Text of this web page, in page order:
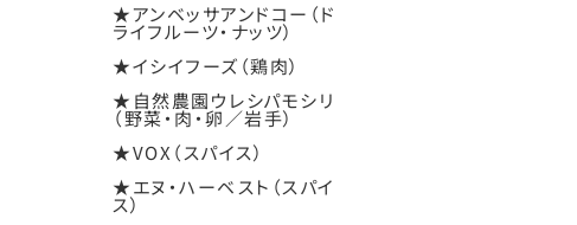
★アンベッサアンドコー（ド
ライフルーツ・ナッツ）
★イシイフーズ（鶏肉）
★自然農園ウレシパモシリ
（野菜・肉・卵／岩手）
★VOX（スパイス）
★エヌ・ハーベスト（スパイ
ス）